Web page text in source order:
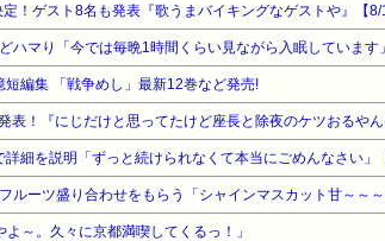
！ゲスト8名も発表『歌うまバイキングなゲストや』【8/
ハマり「今では毎晩1時間くらい見ながら入眠しています」
短編集 「戦争めし」最新12巻など発売!
！『にじだけと思ってたけど座長と除夜のケツおるやん
細を説明「ずっと続けられなくて本当にごめんなさい」
ルーツ盛り合わせをもらう「シャインマスカット甘～～～
～。久々に京都満喫してくるっ！」